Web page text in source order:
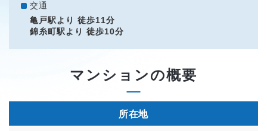
交通
亀戸駅より 徒歩11分
錦糸町駅より 徒歩10分
マンションの概要
所在地